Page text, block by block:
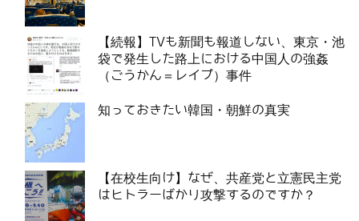
【続報】TVも新聞も報道しない、東京・池
袋で発生した路上における中国人の強姦
（ごうかん＝レイプ）事件
知っておきたい韓国・朝鮮の真実
【在校生向け】なぜ、共産党と立憲民主党
はヒトラーばかり攻撃するのですか？